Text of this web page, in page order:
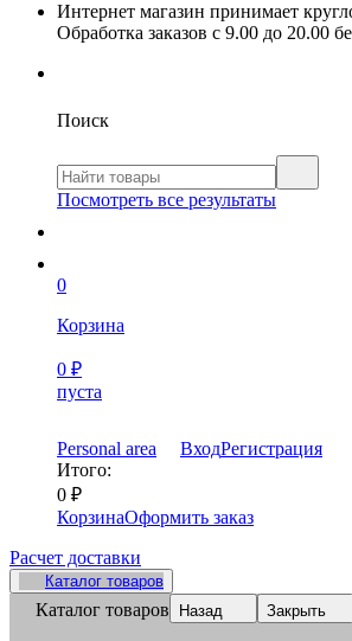
Интернет магазин принимает
Обработка заказов с 9.00 до 20.00
Поиск
Посмотреть все результаты
0
Корзина
0 ₽
пуста
Personal area ВходРегистрация
Итого:
0 ₽
КорзинаОформить заказ
Расчет доставки
Каталог товаров
Каталог товаров Назад Закрыть